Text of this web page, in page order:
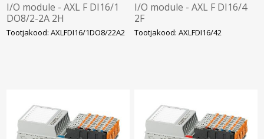
I/O module - AXL F DI16/1
DO8/2-2A 2H
Tootjakood: AXLFDI16/1DO8/22A2
I/O module - AXL F DI16/4
2F
Tootjakood: AXLFDI16/42